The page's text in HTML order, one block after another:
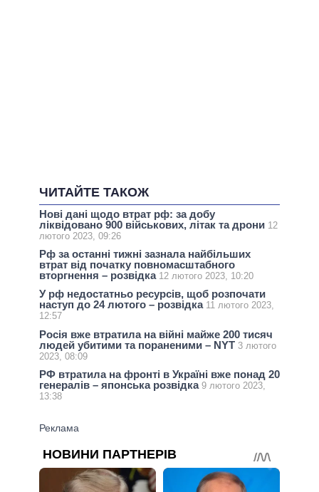
ЧИТАЙТЕ ТАКОЖ
Нові дані щодо втрат рф: за добу
ліквідовано 900 військових, літак та дрони 12
лютого 2023, 09:26
Рф за останні тижні зазнала найбільших
втрат від початку повномасштабного
вторгнення – розвідка 12 лютого 2023, 10:20
У рф недостатньо ресурсів, щоб розпочати
наступ до 24 лютого – розвідка 11 лютого 2023,
12:57
Росія вже втратила на війні майже 200 тисяч
людей убитими та пораненими – NYT 3 лютого
2023, 08:09
РФ втратила на фронті в Україні вже понад 20
генералів – японська розвідка 9 лютого 2023,
13:38